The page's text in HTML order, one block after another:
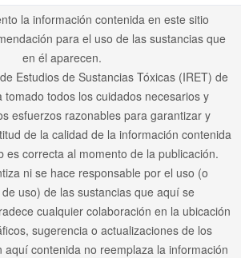
la información contenida en este sitio
para el uso de las sustancias que
en él aparecen.
Estudios de Sustancias Tóxicas (IRET) de
tomado todos los cuidados necesarios y
esfuerzos razonables para garantizar y
de la calidad de la información contenida
es correcta al momento de la publicación.
ni se hace responsable por el uso (o
uso) de las sustancias que aquí se
cualquier colaboración en la ubicación
sugerencia o actualizaciones de los
aquí contenida no reemplaza la información